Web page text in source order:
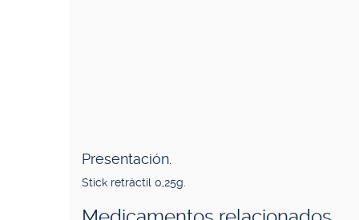
Presentación.
Stick retráctil 0,25g.